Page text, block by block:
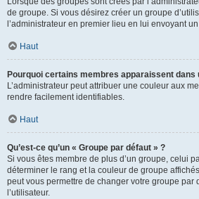
de groupe. Si vous désirez créer un groupe
l’administrateur en premier lieu en lui envoyant
Haut
Pourquoi certains membres apparaissent dans
L’administrateur peut attribuer une couleur aux
rendre facilement identifiables.
Haut
Qu’est-ce qu’un « Groupe par défaut » ?
Si vous êtes membre de plus d’un groupe, celui
déterminer le rang et la couleur de groupe
peut vous permettre de changer votre groupe par
l’utilisateur.